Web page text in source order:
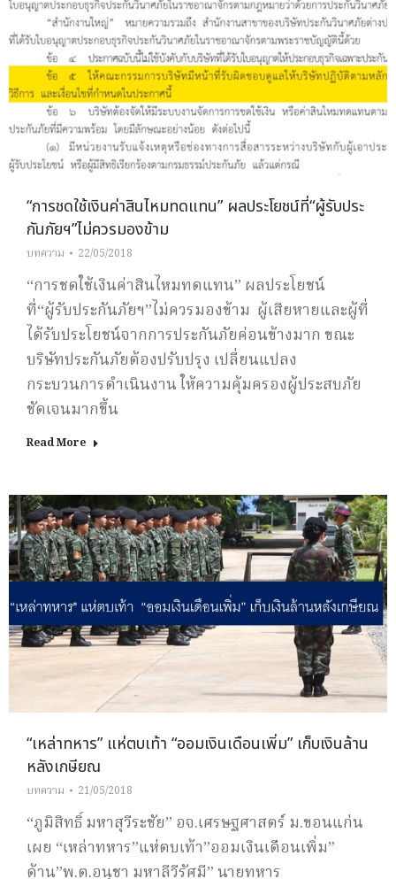
“การชดใช้เงินค่าสินไหมทดแทน” ผลประโยชน์ที่“ผู้รับประ
กันภัยฯ”ไม่ควรมองข้าม
บทความ 22/05/2018
“การชดใช้เงินค่าสินไหมทดแทน” ผลประโยชน์
ที่“ผู้รับประกันภัยฯ”ไม่ควรมองข้าม ผู้เสียหายและผู้ที่
ได้รับประโยชน์จากการประกันภัยค่อนข้างมาก ขณะ
บริษัทประกันภัยต้องปรับปรุง เปลี่ยนแปลง
กระบวนการดำเนินงาน ให้ความคุ้มครองผู้ประสบภัย
ชัดเจนมากขึ้น
Read More
“เหล่าทหาร” แห่ตบเท้า “ออมเงินเดือนเพิ่ม” เก็บเงินล้าน
หลังเกษียณ
บทความ 21/05/2018
“ภูมิสิทธิ์ มหาสุวีระชัย” อจ.เศรษฐศาสตร์ ม.ขอนแก่น
เผย “เหล่าทหาร”แห่ตบเท้า”ออมเงินเดือนเพิ่ม”
ด้าน”พ.ต.อนุชา มหาลีวีรัศมี” นายทหาร